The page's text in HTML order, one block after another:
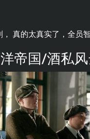
真的太真实了，全员智
帝国/酒私风